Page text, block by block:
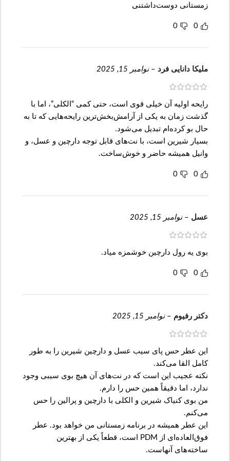
زمستانی دوست‌داشتنی
0
0
ملیکا دانایی فرد – نوامبر 15, 2025
رایحه اولیه آن خیلی قوی است، حتی کمی “الکلی”، اما با
گذشت زمان به یکی از آرامش‌بخش‌ترین رایحه‌هایی که تا به
حال بو کرده‌ام تبدیل می‌شود.
بسیار شیرین است، با نت‌های قابل توجه دارچین و عسل، و
وانیل همیشه حاضر و خوش‌ساخت.
0
0
عسل – نوامبر 15, 2025
بوی یه رول دارچین خوشمزه میاد.
0
0
دکتر رفیوم – نوامبر 15, 2025
این عطر حس پای سیب عسل و دارچین شیرین را به طور
کامل القا می‌کند.
نکته عجیب این است که در نت‌های آن هیچ بوی سیبی وجود
ندارد، اما دقیقاً همین حس را دارم.
من بوی کنیاک شیرین و الکلی با دارچین و پرالین را حس
می‌کنم.
این عطر همیشه در برنامه زمستانی من خواهد بود. عطر
فوق‌العاده‌ای از PDM است، قطعاً یکی از بهترین
ساخته‌های آنهاست.